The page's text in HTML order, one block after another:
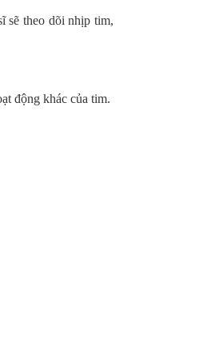
sẽ theo dõi nhịp tim,
động khác của tim.